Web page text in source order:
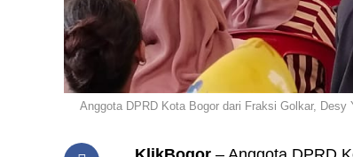
Anggota DPRD Kota Bogor dari Fraksi Golkar,